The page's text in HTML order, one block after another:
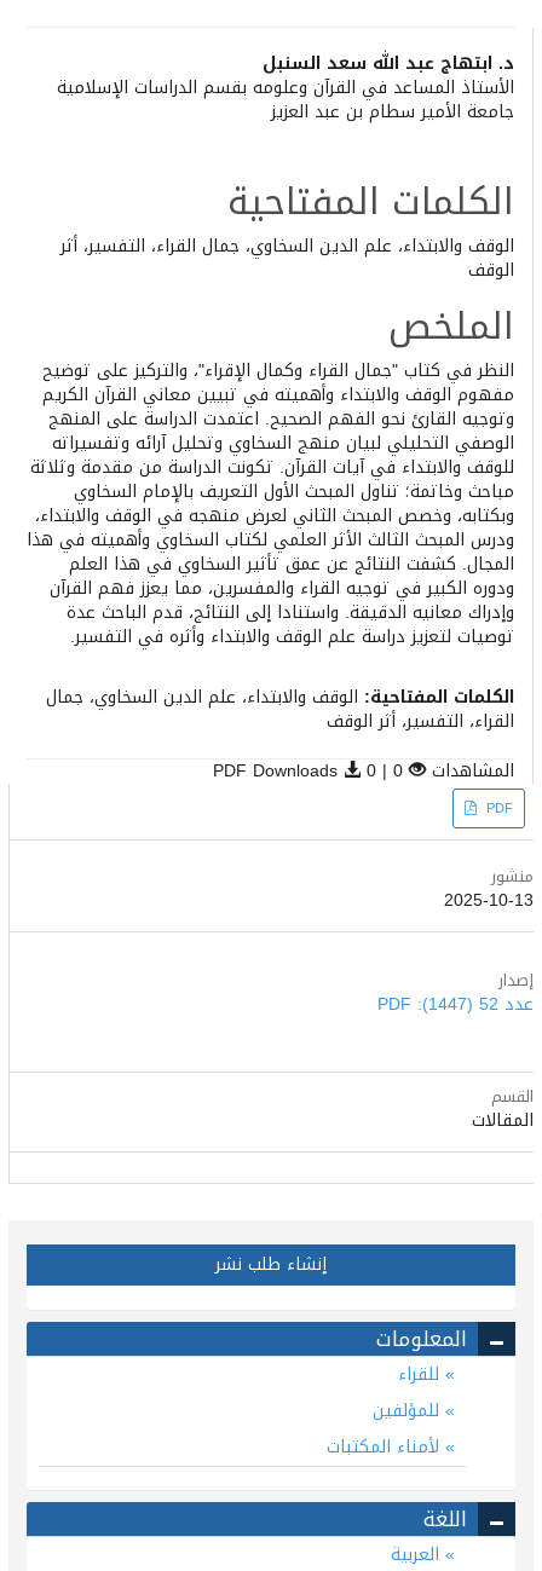
Main
Article
د. ابتهاج عبد الله سعد السنبل
الأستاذ المساعد في القرآن وعلومه بقسم الدراسات الإسلامية
جامعة الأمير سطام بن عبد العزيز
الكلمات المفتاحية
الوقف والابتداء، علم الدين السخاوي، جمال القراء، التفسير، أثر
الوقف
الملخص
النظر في كتاب "جمال القراء وكمال الإقراء"، والتركيز على توضيح
مفهوم الوقف والابتداء وأهميته في تبيين معاني القرآن الكريم
وتوجيه القارئ نحو الفهم الصحيح. اعتمدت الدراسة على المنهج
الوصفي التحليلي لبيان منهج السخاوي وتحليل آرائه وتفسيراته
للوقف والابتداء في آيات القرآن. تكونت الدراسة من مقدمة وثلاثة
مباحث وخاتمة؛ تناول المبحث الأول التعريف بالإمام السخاوي
وبكتابه، وخصص المبحث الثاني لعرض منهجه في الوقف والابتداء،
ودرس المبحث الثالث الأثر العلمي لكتاب السخاوي وأهميته في هذا
المجال. كشفت النتائج عن عمق تأثير السخاوي في هذا العلم
ودوره الكبير في توجيه القراء والمفسرين، مما يعزز فهم القرآن
وإدراك معانيه الدقيقة. واستنادا إلى النتائج، قدم الباحث عدة
توصيات لتعزيز دراسة علم الوقف والابتداء وأثره في التفسير.
الكلمات المفتاحية: الوقف والابتداء، علم الدين السخاوي، جمال
القراء، التفسير، أثر الوقف
المشاهدات 0 | PDF Downloads
0 Article
Sidebar
PDF
منشور
2025-10-13
إصدار
عدد 52 (1447): PDF
القسم
المقالات
إنشاء طلب نشر
المعلومات
للقراء
للمؤلفين
لأمناء المكتبات
اللغة
العربية